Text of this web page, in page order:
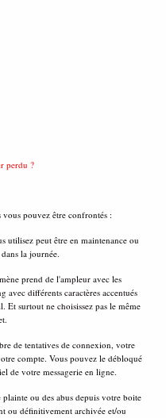
perdu ?
pouvez être confrontés :
utilisez peut être en maintenance ou
la journée.
prend de l'ampleur avec les
avec différents caractères accentués
surtout ne choisissez pas le même
de tentatives de connexion, votre
compte. Vous pouvez le débloqué
de votre messagerie en ligne.
ou des abus depuis votre boite
ou définitivement archivée et/ou